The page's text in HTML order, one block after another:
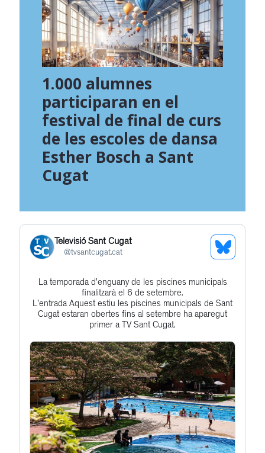
1.000 alumnes
participaran en el
festival de final de curs
de les escoles de dansa
Esther Bosch a Sant
Cugat
Televisió Sant Cugat
@tvsantcugat.cat
See
Profile
Get
to
this
La temporada d’enguany de les piscines municipals
finalitzarà el 6 de setembre.
L'entrada Aquest estiu les piscines municipals de Sant
Cugat estaran obertes fins al setembre ha aparegut
primer a TV Sant Cugat.